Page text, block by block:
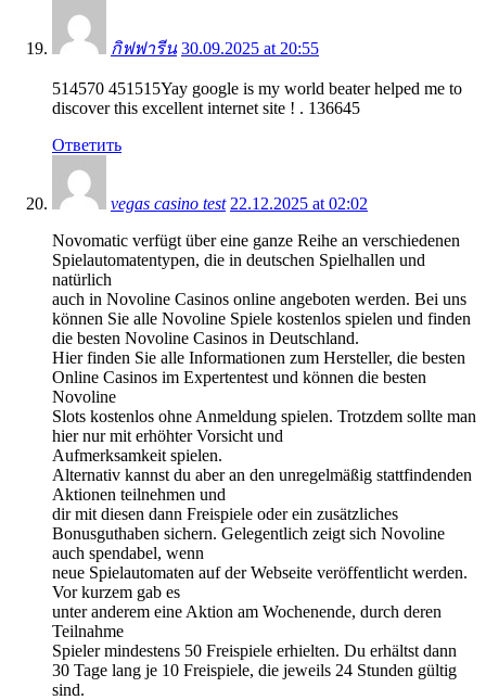
กิฟฟารีน 30.09.2025 at 20:55
514570 451515Yay google is my world beater helped me to
discover this excellent internet site ! . 136645
Ответить
vegas casino test 22.12.2025 at 02:02
Novomatic verfügt über eine ganze Reihe an verschiedenen
Spielautomatentypen, die in deutschen Spielhallen und
natürlich
auch in Novoline Casinos online angeboten werden. Bei uns
können Sie alle Novoline Spiele kostenlos spielen und finden
die besten Novoline Casinos in Deutschland.
Hier finden Sie alle Informationen zum Hersteller, die besten
Online Casinos im Expertentest und können die besten
Novoline
Slots kostenlos ohne Anmeldung spielen. Trotzdem sollte man
hier nur mit erhöhter Vorsicht und
Aufmerksamkeit spielen.
Alternativ kannst du aber an den unregelmäßig stattfindenden
Aktionen teilnehmen und
dir mit diesen dann Freispiele oder ein zusätzliches
Bonusguthaben sichern. Gelegentlich zeigt sich Novoline
auch spendabel, wenn
neue Spielautomaten auf der Webseite veröffentlicht werden.
Vor kurzem gab es
unter anderem eine Aktion am Wochenende, durch deren
Teilnahme
Spieler mindestens 50 Freispiele erhielten. Du erhältst dann
30 Tage lang je 10 Freispiele, die jeweils 24 Stunden gültig
sind.